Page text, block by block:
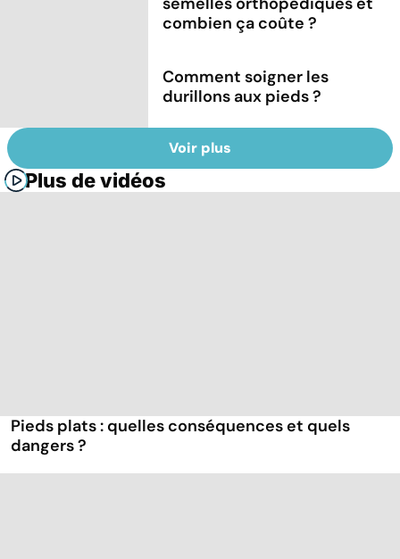
combien ça coûte ?
Comment soigner les
durillons aux pieds ?
Voir plus
Plus de vidéos
Pieds plats : quelles conséquences et quels
dangers ?